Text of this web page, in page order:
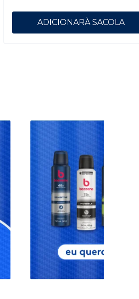
ADICIONAR